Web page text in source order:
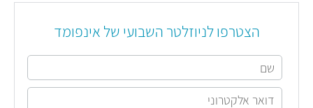
הצטרפו לניוזלטר השבועי של אינפומד